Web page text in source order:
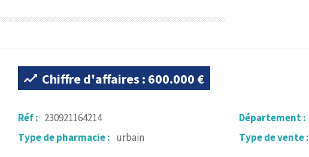
Chiffre d'affaires : 600.000 €
Réf : 230921164214 Département :
Type de pharmacie : urbain Type de vente :